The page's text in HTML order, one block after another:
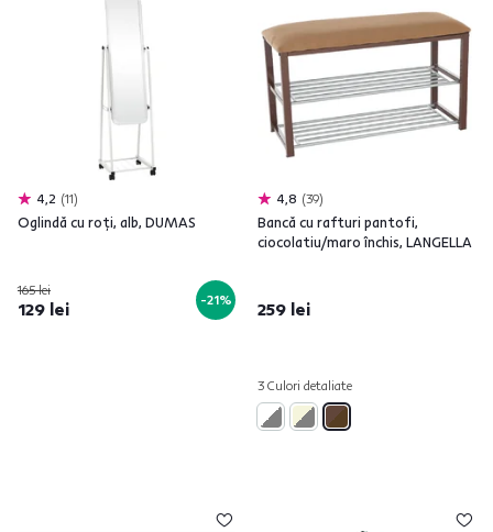
4,2 11
Oglindă cu roţi, alb, DUMAS
165 lei
129 lei -21%
4,8 39
Bancă cu rafturi pantofi,
ciocolatiu/maro închis, LANGELLA
259 lei
3 Culori detaliate